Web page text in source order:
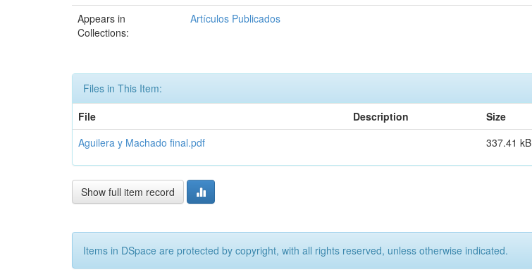
Appears in
Collections:
Artículos Publicados
Files in This Item:
File
Description Size
Aguilera y Machado final.pdf
337.41 kB
Show full item record
Items in DSpace are protected by copyright, with all rights reserved, unless otherwise indicated.